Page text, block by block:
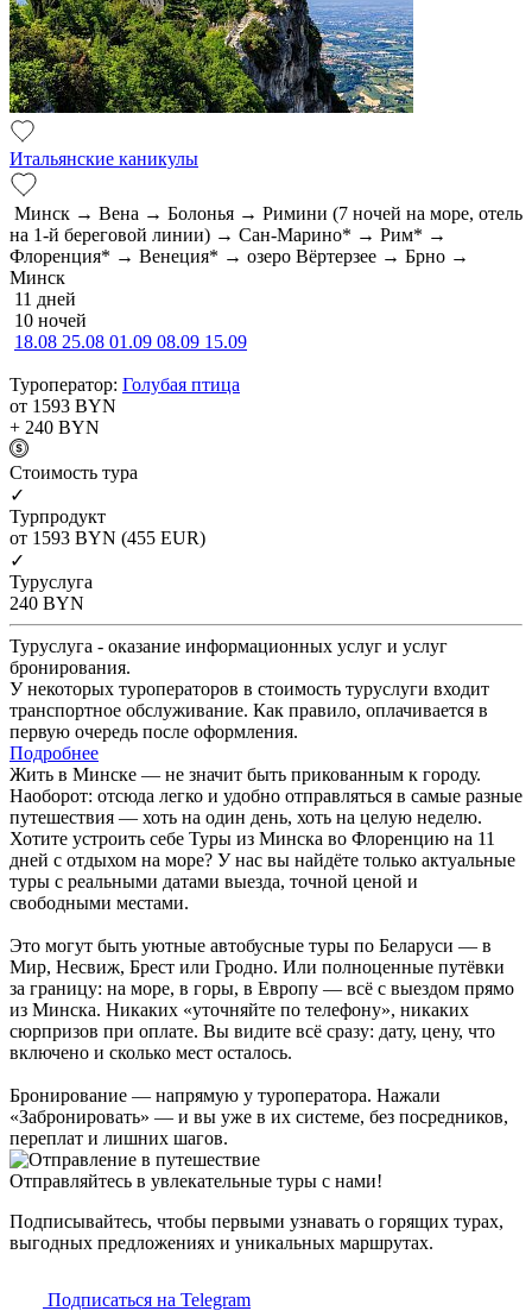
Итальянские каникулы
Минск → Вена → Болонья → Римини (7 ночей на море, отель
на 1-й береговой линии) → Сан-Марино* → Рим* →
Флоренция* → Венеция* → озеро Вёртерзее → Брно →
Минск
11 дней
10 ночей
18.08 25.08 01.09 08.09 15.09
Туроператор: Голубая птица
от 1593 BYN
+ 240 BYN
Cтоимость тура
✓
Турпродукт
от 1593 BYN (455 EUR)
✓
Туруслуга
240 BYN
Туруслуга - оказание информационных услуг и услуг
бронирования.
У некоторых туроператоров в стоимость туруслуги входит
транспортное обслуживание. Как правило, оплачивается в
первую очередь после оформления.
Подробнее
Жить в Минске — не значит быть прикованным к городу.
Наоборот: отсюда легко и удобно отправляться в самые разные
путешествия — хоть на один день, хоть на целую неделю.
Хотите устроить себе Туры из Минска во Флоренцию на 11
дней с отдыхом на море? У нас вы найдёте только актуальные
туры с реальными датами выезда, точной ценой и
свободными местами.
Это могут быть уютные автобусные туры по Беларуси — в
Мир, Несвиж, Брест или Гродно. Или полноценные путёвки
за границу: на море, в горы, в Европу — всё с выездом прямо
из Минска. Никаких «уточняйте по телефону», никаких
сюрпризов при оплате. Вы видите всё сразу: дату, цену, что
включено и сколько мест осталось.
Бронирование — напрямую у туроператора. Нажали
«Забронировать» — и вы уже в их системе, без посредников,
переплат и лишних шагов.
Отправляйтесь в увлекательные туры с нами!
Подписывайтесь, чтобы первыми узнавать о горящих турах,
выгодных предложениях и уникальных маршрутах.
Подписаться на Telegram